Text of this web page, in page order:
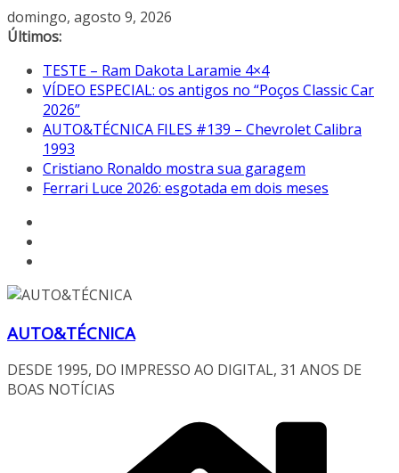
Pular
para
conteúdo
domingo, agosto 9, 2026
Últimos:
TESTE – Ram Dakota Laramie 4×4
VÍDEO ESPECIAL: os antigos no “Poços Classic Car
2026”
AUTO&TÉCNICA FILES #139 – Chevrolet Calibra
1993
Cristiano Ronaldo mostra sua garagem
Ferrari Luce 2026: esgotada em dois meses
AUTO&TÉCNICA
DESDE 1995, DO IMPRESSO AO DIGITAL, 31 ANOS DE
BOAS NOTÍCIAS